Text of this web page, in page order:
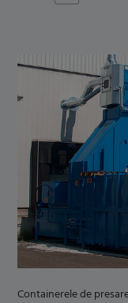
Containerele de